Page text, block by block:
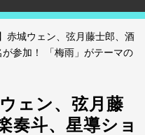
赤城ウェン、弦月藤士郎、酒
参加！ 「梅雨」がテーマの
ェン、弦月藤
奏斗、星導ショ